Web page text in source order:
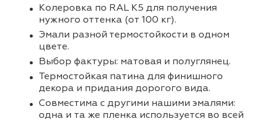
Колеровка по RAL K5 для получения
нужного оттенка (от 100 кг).
Эмали разной термостойкости в одном
цвете.
Выбор фактуры: матовая и полуглянец.
Термостойкая патина для финишного
декора и придания дорогого вида.
Совместима с другими нашими эмалями:
одна и та же пленка используется во всей